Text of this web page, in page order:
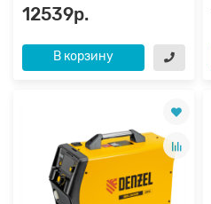
12539р.
В корзину